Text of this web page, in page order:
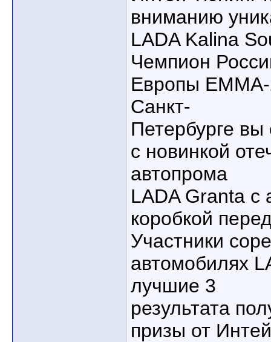
вниманию
LADA Kalina
Чемпион
Европы ЕММА-
Санкт-
Петербурге
с новинкой
автопрома
LADA Granta с
коробкой
Участники
автомобилях
лучшие 3
результата
призы от